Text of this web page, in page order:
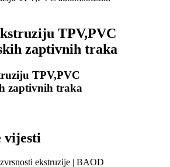
TPV,PVC
zaptivnih traka
TPV,PVC
zaptivnih traka
vijesti